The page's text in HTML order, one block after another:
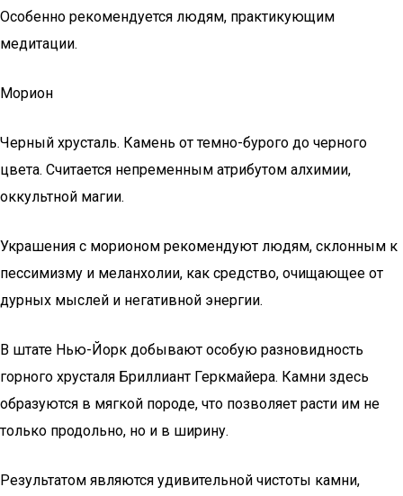
Особенно рекомендуется людям, практикующим
медитации.
Морион
Черный хрусталь. Камень от темно-бурого до черного
цвета. Считается непременным атрибутом алхимии,
оккультной магии.
Украшения с морионом рекомендуют людям, склонным к
пессимизму и меланхолии, как средство, очищающее от
дурных мыслей и негативной энергии.
В штате Нью-Йорк добывают особую разновидность
горного хрусталя Бриллиант Геркмайера. Камни здесь
образуются в мягкой породе, что позволяет расти им не
только продольно, но и в ширину.
Результатом являются удивительной чистоты камни,